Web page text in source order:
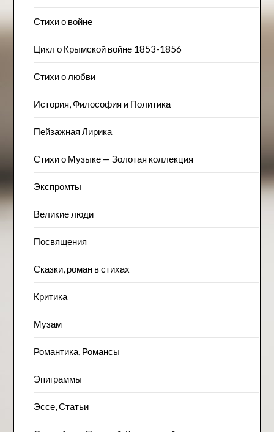
Стихи о войне
Цикл о Крымской войне 1853-1856
Стихи о любви
История, Философия и Политика
Пейзажна​я Лирика
Стихи о Музыке — Золотая коллекция
Экспромты
Великие люди
Посвящения
Сказки, роман в стихах
Критика
Музам
Романтика, Романсы
Эпиграммы
Эссе, Статьи